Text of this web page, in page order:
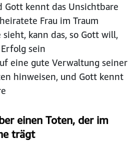
Gott kennt das Unsichtbare
Frau im Traum
sieht, kann das, so Gott will,
sein
eine gute Verwaltung seiner
hinweisen, und Gott kennt
einen Toten, der im
trägt